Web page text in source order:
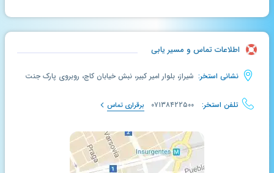
اطلاعات تماس و مسیر یابی
نشانی استخر: شیراز، بلوار امیر کبیر، نبش خیابان کاج، روبروی پارک جنت
تلفن استخر: ۰۷۱۳۸۴۲۲۵۰۰ برقراری تماس